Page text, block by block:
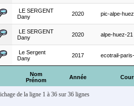
Nom
Prénom
Année
LE SERGENT
Dany
2020 pic-alpe-huez
LE SERGENT
Dany
2020 alpe-huez-21
Le Sergent
Dany
2017 ecotrail-
de la ligne 1 à 36 sur 36 lignes